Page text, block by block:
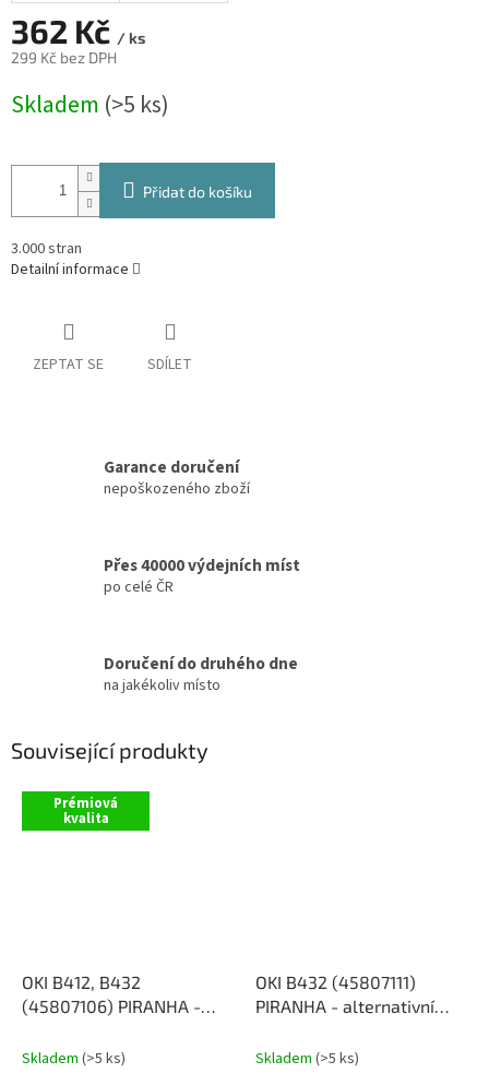
362 Kč / ks
299 Kč bez DPH
cena:
Skladem (>5 ks)
Přidat do košíku
3.000 stran
Detailní informace
ZEPTAT SE SDÍLET
Garance doručení
nepoškozeného zboží
Přes 40000 výdejních míst
po celé ČR
Doručení do druhého dne
na jakékoliv místo
Související produkty
Prémiová
kvalita
OKI B412, B432
(45807106) PIRANHA -
Skladem (>5 ks)
OKI B432 (45807111)
PIRANHA - alternativní
Skladem (>5 ks)